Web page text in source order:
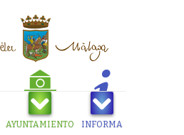
AYUNTAMIENTO INFORMA